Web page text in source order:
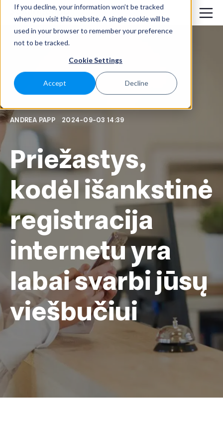
If you decline, your information won’t be tracked
when you visit this website. A single cookie will be
used in your browser to remember your preference
not to be tracked.
Cookie Settings
Accept Decline
ANDREA PAPP 2024-09-03 14:39
Priežastys,
kodėl išankstinė
registracija
internetu yra
labai svarbi jūsų
viešbučiui